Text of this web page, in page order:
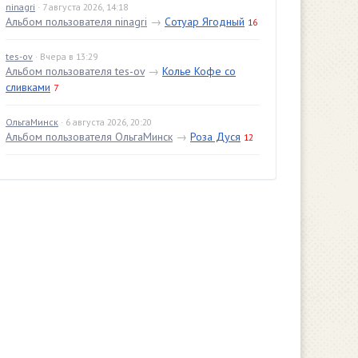
ninagri · 7 августа 2026, 14:18
Альбом пользователя ninagri → Сотуар Ягодный 16
tes-ov · Вчера в 13:29
Альбом пользователя tes-ov→ Колье Кофе со
сливками 7
ОльгаМинск · 6 августа 2026, 20:20
Альбом пользователя ОльгаМинск → Роза Дуся 12